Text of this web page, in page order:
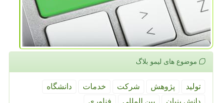
موضوع های لیمو بلاگ
تولید پژوهش شركت خدمات
دانشگاه